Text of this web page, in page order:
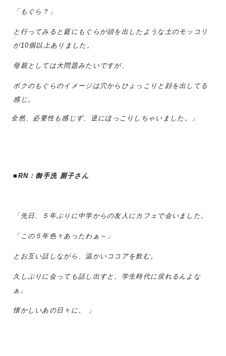
「もぐら？」
と行ってみると庭にもぐらが頭を出したような土のモッコリ
が10個以上ありました。
母親としては大問題みたいですが、
ボクのもぐらのイメージは穴からひょっこりと顔を出してる
感じ。
全然、必要性も感じず、逆にほっこりしちゃいました。」
■RN：御手洗 厠子さん
「先日、５年ぶりに中学からの友人にカフェで会いました。
「この５年色々あったわぁ～」
とお互い話しながら、温かいココアを飲む。
久しぶりに会っても話し出すと、学生時代に戻れるんよな
ぁ。
懐かしいあの日々に。 」